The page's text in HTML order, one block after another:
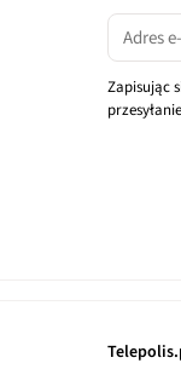
Zapisując